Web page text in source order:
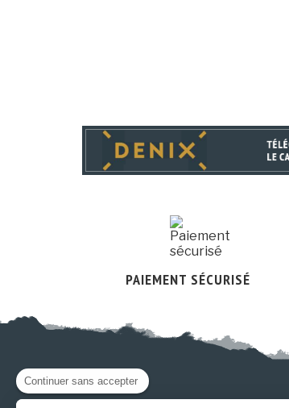
Continuer sans accepter
PAIEMENT SÉCURISÉ